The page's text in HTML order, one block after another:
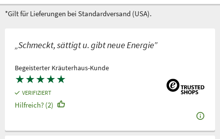
*Gilt für Lieferungen bei Standardversand (USA).
„Schmeckt, sättigt u. gibt neue Energie”
Begeisterter Kräuterhaus-Kunde
★★★★★
VERIFIZIERT
Hilfreich? (2)